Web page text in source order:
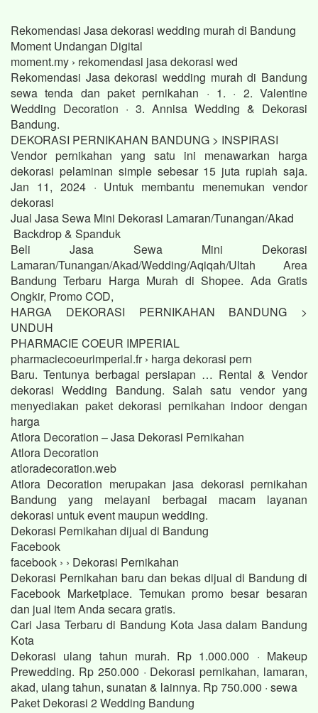
Rekomendasi Jasa dekorasi wedding murah di Bandung
Moment Undangan Digital
moment.my › rekomendasi jasa dekorasi wed
Rekomendasi Jasa dekorasi wedding murah di Bandung
sewa tenda dan paket pernikahan · 1. · 2. Valentine
Wedding Decoration · 3. Annisa Wedding & Dekorasi
Bandung.
DEKORASI PERNIKAHAN BANDUNG > INSPIRASI
Vendor pernikahan yang satu ini menawarkan harga
dekorasi pelaminan simple sebesar 15 juta rupiah saja.
Jan 11, 2024 · Untuk membantu menemukan vendor
dekorasi
Jual Jasa Sewa Mini Dekorasi Lamaran/Tunangan/Akad
Backdrop & Spanduk
Beli Jasa Sewa Mini Dekorasi
Lamaran/Tunangan/Akad/Wedding/Aqiqah/Ultah Area
Bandung Terbaru Harga Murah di Shopee. Ada Gratis
Ongkir, Promo COD,
HARGA DEKORASI PERNIKAHAN BANDUNG >
UNDUH
PHARMACIE COEUR IMPERIAL
pharmaciecoeurimperial.fr › harga dekorasi pern
Baru. Tentunya berbagai persiapan … Rental & Vendor
dekorasi Wedding Bandung. Salah satu vendor yang
menyediakan paket dekorasi pernikahan indoor dengan
harga
Atlora Decoration – Jasa Dekorasi Pernikahan
Atlora Decoration
atloradecoration.web
Atlora Decoration merupakan jasa dekorasi pernikahan
Bandung yang melayani berbagai macam layanan
dekorasi untuk event maupun wedding.
Dekorasi Pernikahan dijual di Bandung
Facebook
facebook › › Dekorasi Pernikahan
Dekorasi Pernikahan baru dan bekas dijual di Bandung di
Facebook Marketplace. Temukan promo besar besaran
dan jual item Anda secara gratis.
Cari Jasa Terbaru di Bandung Kota Jasa dalam Bandung
Kota
Dekorasi ulang tahun murah. Rp 1.000.000 · Makeup
Prewedding. Rp 250.000 · Dekorasi pernikahan, lamaran,
akad, ulang tahun, sunatan & lainnya. Rp 750.000 · sewa
Paket Dekorasi 2 Wedding Bandung